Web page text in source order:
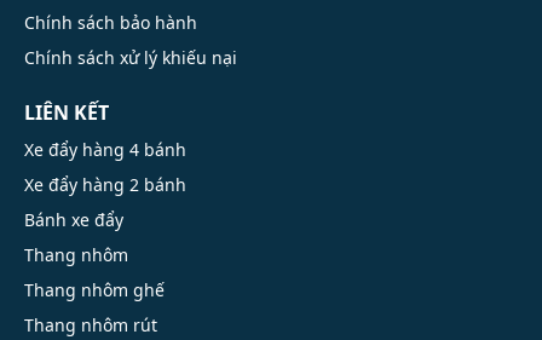
Chính sách bảo hành
Chính sách xử lý khiếu nại
LIÊN KẾT
Xe đẩy hàng 4 bánh
Xe đẩy hàng 2 bánh
Bánh xe đẩy
Thang nhôm
Thang nhôm ghế
Thang nhôm rút